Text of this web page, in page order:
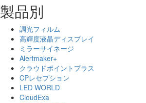
製品別
調光フィルム
高輝度液晶ディスプレイ
ミラーサイネージ
Alertmaker+
クラウドポイントプラス
CPレセプション
LED WORLD
CloudExa